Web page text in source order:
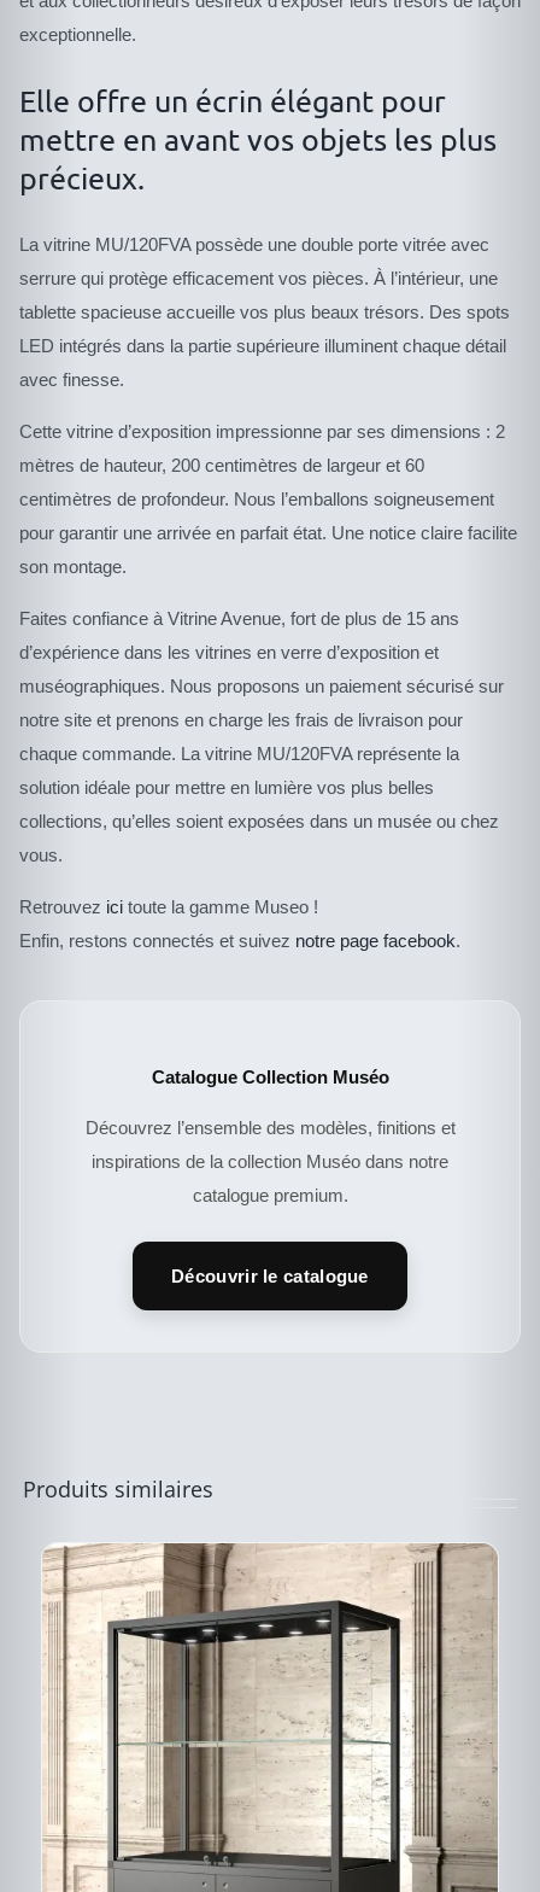
exceptionnelle.
Elle offre un écrin élégant pour
mettre en avant vos objets les plus
précieux.
La vitrine MU/120FVA possède une double porte vitrée avec
serrure qui protège efficacement vos pièces. À l’intérieur, une
tablette spacieuse accueille vos plus beaux trésors. Des spots
LED intégrés dans la partie supérieure illuminent chaque détail
avec finesse.
Cette vitrine d’exposition impressionne par ses dimensions : 2
mètres de hauteur, 200 centimètres de largeur et 60
centimètres de profondeur. Nous l’emballons soigneusement
pour garantir une arrivée en parfait état. Une notice claire facilite
son montage.
Faites confiance à Vitrine Avenue, fort de plus de 15 ans
d’expérience dans les vitrines en verre d’exposition et
muséographiques. Nous proposons un paiement sécurisé sur
notre site et prenons en charge les frais de livraison pour
chaque commande. La vitrine MU/120FVA représente la
solution idéale pour mettre en lumière vos plus belles
collections, qu’elles soient exposées dans un musée ou chez
vous.
Retrouvez icitoute la gamme Museo !
Enfin, restons connectés et suivez notre page facebook.
Catalogue Collection Muséo
Découvrez l’ensemble des modèles, finitions et
inspirations de la collection Muséo dans notre
catalogue premium.
Découvrir le catalogue
Produits similaires
PRODUIT